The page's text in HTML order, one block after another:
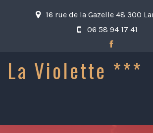
16 rue de la Gazelle 48 300
06 58 94 17 41
La Violette ***